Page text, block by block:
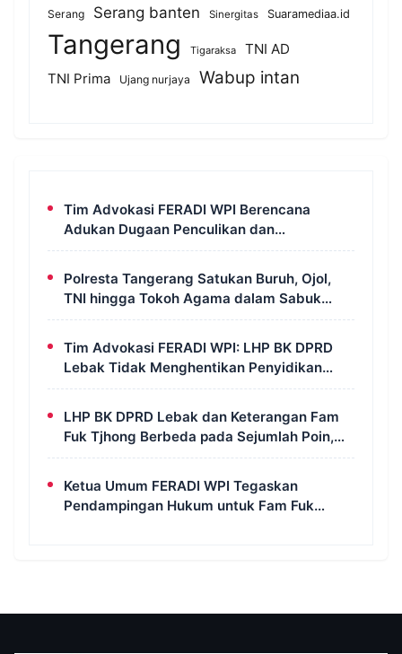
Serang Serang banten Sinergitas Suaramediaa.id
Tangerang Tigaraksa
TNI AD
TNI Prima
Ujang nurjaya Wabup intan
Tim Advokasi FERADI WPI Berencana
Adukan Dugaan Penculikan dan
Pengeroyokan terhadap UUN ke Komisi III
Polresta Tangerang Satukan Buruh, Ojol,
TNI hingga Tokoh Agama dalam Sabuk
Kamtibmas
Tim Advokasi FERADI WPI: LHP BK DPRD
Lebak Tidak Menghentikan Penyidikan
Perkara Fam Fuk Tjhong Alias Pak Uun
LHP BK DPRD Lebak dan Keterangan Fam
Fuk Tjhong Berbeda pada Sejumlah Poin,
Revan FERADI WPI: Proses Pembuktian
Ketua Umum FERADI WPI Tegaskan
Pendampingan Hukum untuk Fam Fuk